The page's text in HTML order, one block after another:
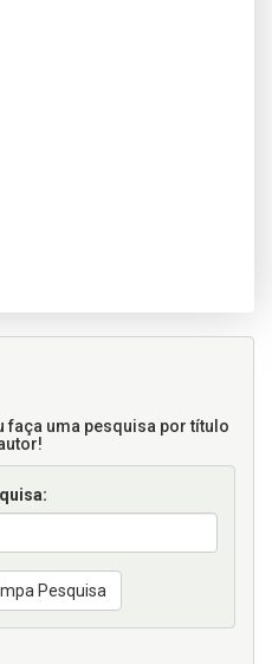
faça uma pesquisa por título